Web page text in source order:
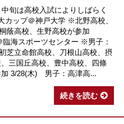
旬は高校入試によりしばらく
ップ＠神戸大学 ※北野高校、
蔭高校、生野高校が参加
海スポーツセンター ※男子：
芝立命館高校、刀根山高校、摂
三国丘高校、豊中高校、四條
3/28(木) 男子：高津高...
続きを読む